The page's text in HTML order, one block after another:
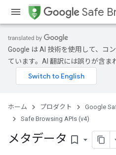
Safe
Google は AI 技術を使用して、コ
ています。AI 翻訳には誤りが含ま
ホーム プロダクト
Google
Safe Browsing APIs (v4)
メタデータ bookmark_border